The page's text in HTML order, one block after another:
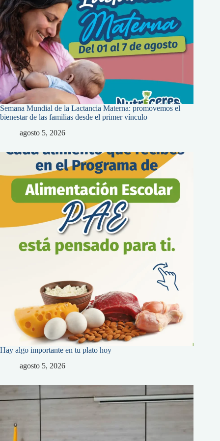
Semana Mundial de la Lactancia Materna: promovemos el
bienestar de las familias desde el primer vínculo
agosto 5, 2026
Hay algo importante en tu plato hoy
agosto 5, 2026